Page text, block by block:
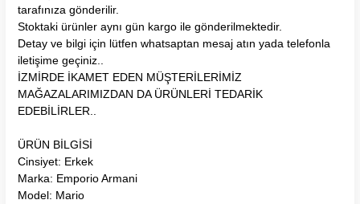
tarafınıza gönderilir.
Stoktaki ürünler aynı gün kargo ile gönderilmektedir.
Detay ve bilgi için lütfen whatsaptan mesaj atın yada telefonla
iletişime geçiniz..
İZMİRDE İKAMET EDEN MÜŞTERİLERİMİZ
MAĞAZALARIMIZDAN DA ÜRÜNLERİ TEDARİK
EDEBİLİRLER..
ÜRÜN BİLGİSİ
Cinsiyet: Erkek
Marka: Emporio Armani
Model: Mario